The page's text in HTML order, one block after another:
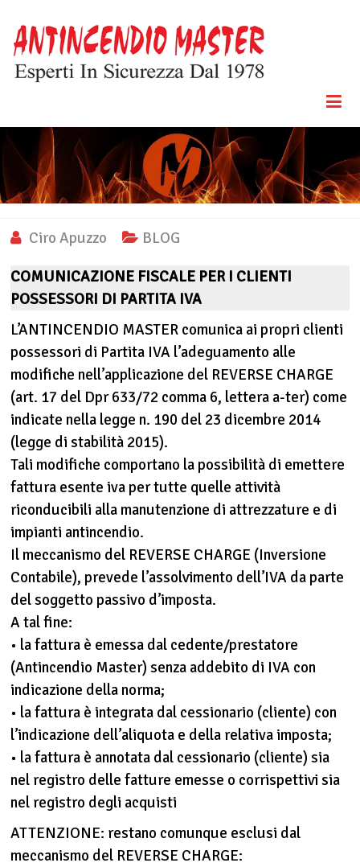
content
Master
Dal 1978
Ciro Apuzzo
BLOG
COMUNICAZIONE FISCALE PER I CLIENTI
POSSESSORI DI PARTITA IVA
L’ANTINCENDIO MASTER comunica ai propri clienti
possessori di Partita IVA l’adeguamento alle
modifiche nell’applicazione del REVERSE CHARGE
(art. 17 del Dpr 633/72 comma 6, lettera a-ter) come
indicate nella legge n. 190 del 23 dicembre 2014
(legge di stabilità 2015).
Tali modifiche comportano la possibilità di emettere
fattura esente iva per tutte quelle attività
riconducibili alla manutenzione di attrezzature e di
impianti antincendio.
Il meccanismo del REVERSE CHARGE (Inversione
Contabile), prevede l’assolvimento dell’IVA da parte
del soggetto passivo d’imposta.
A tal fine:
• la fattura è emessa dal cedente/prestatore
(Antincendio Master) senza addebito di IVA con
indicazione della norma;
• la fattura è integrata dal cessionario (cliente) con
l’indicazione dell’aliquota e della relativa imposta;
• la fattura è annotata dal cessionario (cliente) sia
nel registro delle fatture emesse o corrispettivi sia
nel registro degli acquisti
ATTENZIONE: restano comunque esclusi dal
meccanismo del REVERSE CHARGE: